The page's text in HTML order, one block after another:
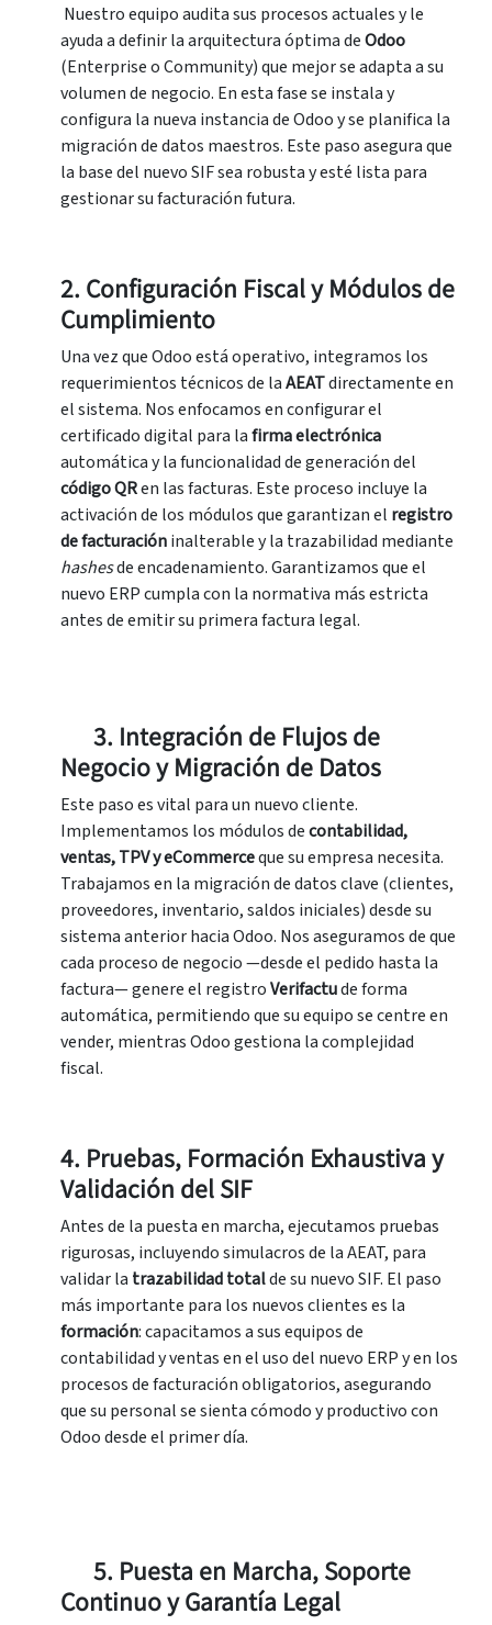
Nuestro equipo audita sus procesos actuales y le
ayuda a definir la arquitectura óptima deOdoo
(Enterprise o Community) que mejor se adapta a su
volumen de negocio. En esta fase se instala y
configura la nueva instancia de Odoo y se planifica la
migración de datos maestros. Este paso asegura que
la base del nuevo SIF sea robusta y esté lista para
gestionar su facturación futura.
2. Configuración Fiscal y Módulos de
Cumplimiento
Una vez que Odoo está operativo, integramos los
requerimientos técnicos de laAEATdirectamente en
el sistema. Nos enfocamos en configurar el
certificado digital para lafirma electrónica
automática y la funcionalidad de generación del
código QRen las facturas. Este proceso incluye la
activación de los módulos que garantizan el registro
de facturacióninalterable y la trazabilidad mediante
hashesde encadenamiento. Garantizamos que el
nuevo ERP cumpla con la normativa más estricta
antes de emitir su primera factura legal.
3. Integración de Flujos de
Negocio y Migración de Datos
Este paso es vital para un nuevo cliente.
Implementamos los módulos decontabilidad,
ventas, TPV y eCommerceque su empresa necesita.
Trabajamos en la migración de datos clave (clientes,
proveedores, inventario, saldos iniciales) desde su
sistema anterior hacia Odoo. Nos aseguramos de que
cada proceso de negocio —desde el pedido hasta la
factura— genere el registroVerifactude forma
automática, permitiendo que su equipo se centre en
vender, mientras Odoo gestiona la complejidad
fiscal.
4. Pruebas, Formación Exhaustiva y
Validación del SIF
Antes de la puesta en marcha, ejecutamos pruebas
rigurosas, incluyendo simulacros de la AEAT, para
validar la trazabilidad totalde su nuevo SIF. El paso
más importante para los nuevos clientes es la
formación: capacitamos a sus equipos de
contabilidad y ventas en el uso del nuevo ERP y en los
procesos de facturación obligatorios, asegurando
que su personal se sienta cómodo y productivo con
Odoo desde el primer día.
5. Puesta en Marcha, Soporte
Continuo y Garantía Legal